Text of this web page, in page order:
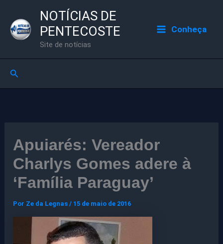
para
NOTÍCIAS DE
PENTECOSTE
Site de notícias
Conheça
Pesquisar
Apuiarés: Vereador
Charlys Gomes adere à
‘Família Paraguay’
Por Ze da Legnas/ 15 de maio de 2016